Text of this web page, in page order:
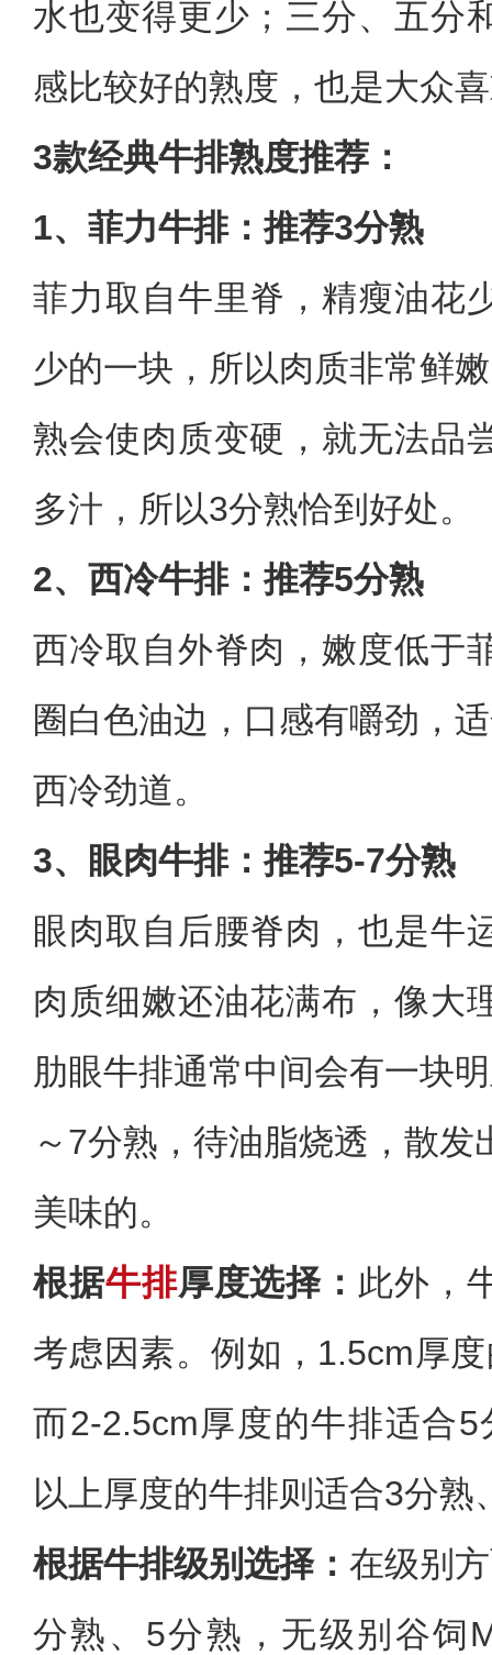
水也变得更少；三分、五分
感比较好的熟度，也是大众
3款经典牛排熟度推荐：
1、菲力牛排：推荐3分熟
菲力取自牛里脊，精瘦油花
少的一块，所以肉质非常鲜
熟会使肉质变硬，就无法品
多汁，所以3分熟恰到好处。
2、西冷牛排：推荐5分熟
西冷取自外脊肉，嫩度低于
圈白色油边，口感有嚼劲，
西冷劲道。
3、眼肉牛排：推荐5-7分熟
眼肉取自后腰脊肉，也是牛
肉质细嫩还油花满布，像大
肋眼牛排通常中间会有一块
～7分熟，待油脂烧透，散发
美味的。
根据牛排厚度选择： 此外，
考虑因素。例如，1.5cm厚
而2-2.5cm厚度的牛排适合
以上厚度的牛排则适合3分熟
根据牛排级别选择： 在级别
分熟、5分熟，无级别谷饲